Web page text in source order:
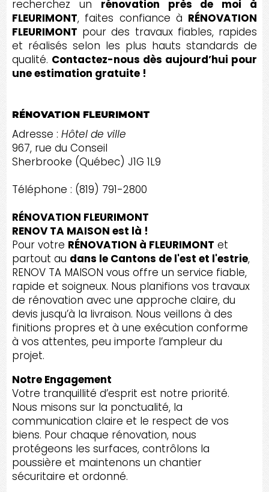
recherchez un rénovation près de moi à
FLEURIMONT, faites confiance à RÉNOVATION
FLEURIMONT pour des travaux fiables, rapides
et réalisés selon les plus hauts standards de
qualité. Contactez-nous dès aujourd’hui pour
une estimation gratuite !
RÉNOVATION FLEURIMONT
Adresse : Hôtel de ville
967, rue du Conseil
Sherbrooke (Québec) J1G 1L9
Téléphone : (819) 791-2800
RÉNOVATION FLEURIMONT
RENOV TA MAISON est là !
Pour votre RÉNOVATION à FLEURIMONT et
partout au dans le Cantons de l'est et l'estrie,
RENOV TA MAISON vous offre un service fiable,
rapide et soigneux. Nous planifions vos travaux
de rénovation avec une approche claire, du
devis jusqu’à la livraison. Nous veillons à des
finitions propres et à une exécution conforme
à vos attentes, peu importe l’ampleur du
projet.
Notre Engagement
Votre tranquillité d’esprit est notre priorité.
Nous misons sur la ponctualité, la
communication claire et le respect de vos
biens. Pour chaque rénovation, nous
protégeons les surfaces, contrôlons la
poussière et maintenons un chantier
sécuritaire et ordonné.